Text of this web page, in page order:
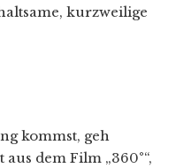
kurzweilige
kommst, geh
dem Film „360°“,